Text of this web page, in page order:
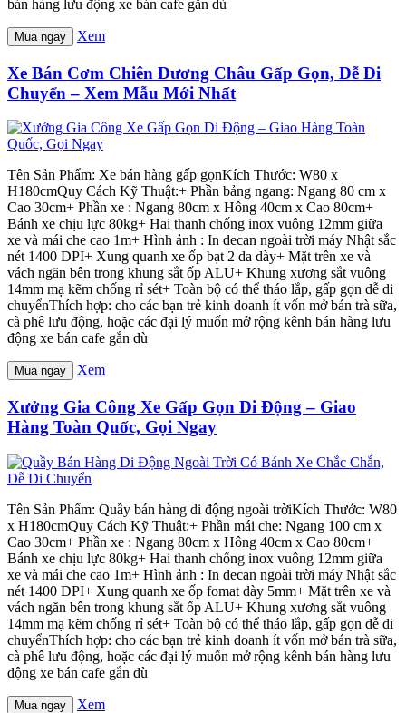
bán hàng lưu động xe bán cafe gắn dù
Mua ngay Xem
Xe Bán Cơm Chiên Dương Châu Gấp Gọn, Dễ Di
Chuyển – Xem Mẫu Mới Nhất
Tên Sản Phẩm: Xe bán hàng gấp gọnKích Thước: W80 x
H180cmQuy Cách Kỹ Thuật:+ Phần bảng ngang: Ngang 80 cm x
Cao 30cm+ Phần xe : Ngang 80cm x Hông 40cm x Cao 80cm+
Bánh xe chịu lực 80kg+ Hai thanh chống inox vuông 12mm giữa
xe và mái che cao 1m+ Hình ảnh : In decan ngoài trời máy Nhật sắc
nét 1400 DPI+ Xung quanh xe ốp bạt 2 da dày+ Mặt trên xe và
vách ngăn bên trong khung sắt ốp ALU+ Khung xương sắt vuông
14mm mạ kẽm chống rỉ sét+ Toàn bộ có thể tháo lắp, gấp gọn dễ di
chuyểnThích hợp: cho các bạn trẻ kinh doanh ít vốn mở bán trà sữa,
cà phê lưu động, hoặc các đại lý muốn mở rộng kênh bán hàng lưu
động xe bán cafe gắn dù
Mua ngay Xem
Xưởng Gia Công Xe Gấp Gọn Di Động – Giao
Hàng Toàn Quốc, Gọi Ngay
Tên Sản Phẩm: Quầy bán hàng di động ngoài trờiKích Thước: W80
x H180cmQuy Cách Kỹ Thuật:+ Phần mái che: Ngang 100 cm x
Cao 30cm+ Phần xe : Ngang 80cm x Hông 40cm x Cao 80cm+
Bánh xe chịu lực 80kg+ Hai thanh chống inox vuông 12mm giữa
xe và mái che cao 1m+ Hình ảnh : In decan ngoài trời máy Nhật sắc
nét 1400 DPI+ Xung quanh xe ốp fomat dày 5mm+ Mặt trên xe và
vách ngăn bên trong khung sắt ốp ALU+ Khung xương sắt vuông
14mm mạ kẽm chống rỉ sét+ Toàn bộ có thể tháo lắp, gấp gọn dễ di
chuyểnThích hợp: cho các bạn trẻ kinh doanh ít vốn mở bán trà sữa,
cà phê lưu động, hoặc các đại lý muốn mở rộng kênh bán hàng lưu
động xe bán cafe gắn dù
Mua ngay Xem